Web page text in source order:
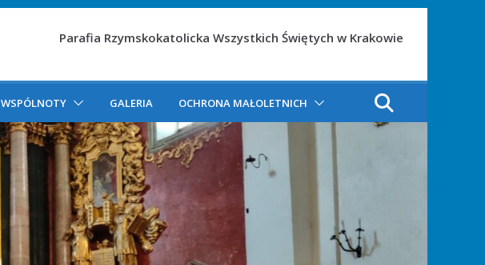
Parafia Rzymskokatolicka Wszystkich Świętych w Krakowie
WSPÓLNOTY GALERIA OCHRONA MAŁOLETNICH